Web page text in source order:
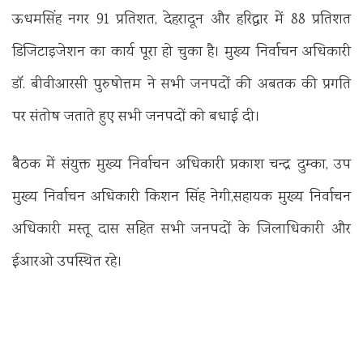
ऊधमसिंह नगर 91 प्रतिशत, देहरादून और हरिद्वार में 88 प्रतिशत
डिजिटाइजेशन का कार्य पूरा हो चुका है। मुख्य निर्वाचन अधिकारी
डॉ. बीवीआरसी पुरुषोत्तम ने सभी जनपदों की अबतक की प्रगति
पर संतोष जताते हुए सभी जनपदों को बधाई दी।
बैठक में संयुक्त मुख्य निर्वाचन अधिकारी प्रकाश चन्द्र दुम्का, उप
मुख्य निर्वाचन अधिकारी किशन सिंह नेगी,सहायक मुख्य निर्वाचन
अधिकारी मस्तू दास सहित सभी जनपदों के जिलाधिकारी और
ईआरओ उपस्थित रहे।